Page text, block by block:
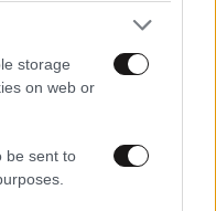
storage
on web or
be sent to
κατηγορείται ότι
πατέρα του σε
στους